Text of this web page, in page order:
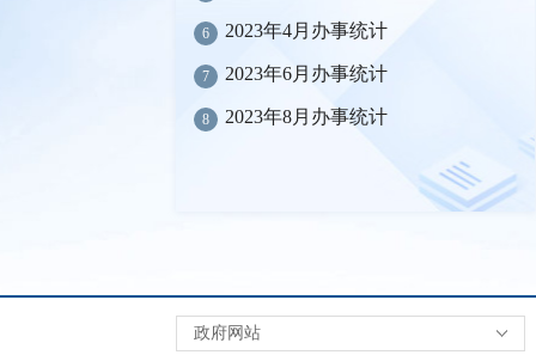
6 2023年4月办事统计
7 2023年6月办事统计
8 2023年8月办事统计
政府网站